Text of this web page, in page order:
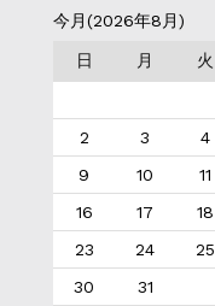
今月(2026年8月)
日 月 火
2
3 4
9
10 11
16
17 18
23
24 25
30
31